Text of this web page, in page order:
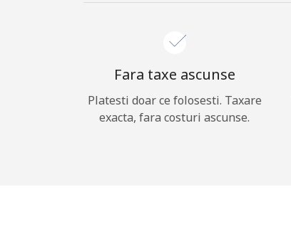
Fara taxe ascunse
Platesti doar ce folosesti. Taxare
exacta, fara costuri ascunse.